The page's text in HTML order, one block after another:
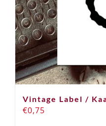
Vintage Label /
€0,75